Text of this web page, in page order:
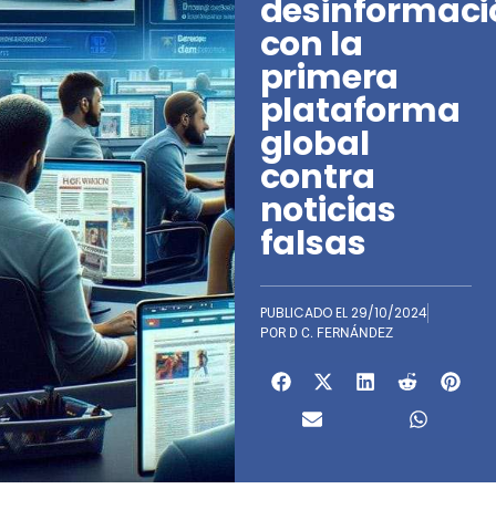
con la
primera
plataforma
global
contra
noticias
falsas
PUBLICADO EL29/10/2024
POR D C. FERNÁNDEZ